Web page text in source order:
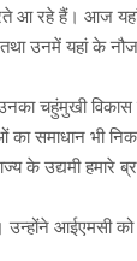
आ रहे हैं। आज
उनमें यहां के
चहुंमुखी
समाधान भी
के उद्यमी हमारे
उन्होंने आईएमसी